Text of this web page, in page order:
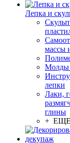
Лепка и
массы
Молды
лепки
Лаки,
глины
+ ЕЩЕ